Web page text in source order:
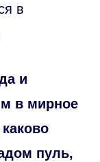
в
и
в мирное
пуль,